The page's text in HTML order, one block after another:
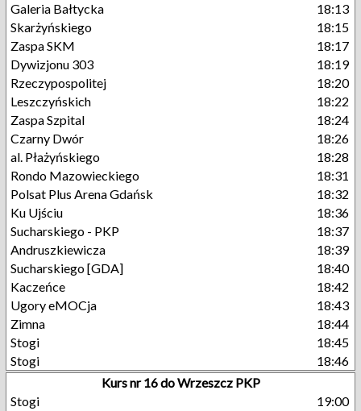
Galeria Bałtycka
18:13
Skarżyńskiego
18:15
Zaspa SKM
18:17
Dywizjonu 303
18:19
Rzeczypospolitej
18:20
Leszczyńskich
18:22
Zaspa Szpital
18:24
Czarny Dwór
18:26
al. Płażyńskiego
18:28
Rondo Mazowieckiego
18:31
Polsat Plus Arena Gdańsk
18:32
Ku Ujściu
18:36
Sucharskiego - PKP
18:37
Andruszkiewicza
18:39
Sucharskiego [GDA]
18:40
Kaczeńce
18:42
Ugory eMOCja
18:43
Zimna
18:44
Stogi
18:45
Stogi
18:46
Kurs nr 16 do Wrzeszcz PKP
Stogi
19:00